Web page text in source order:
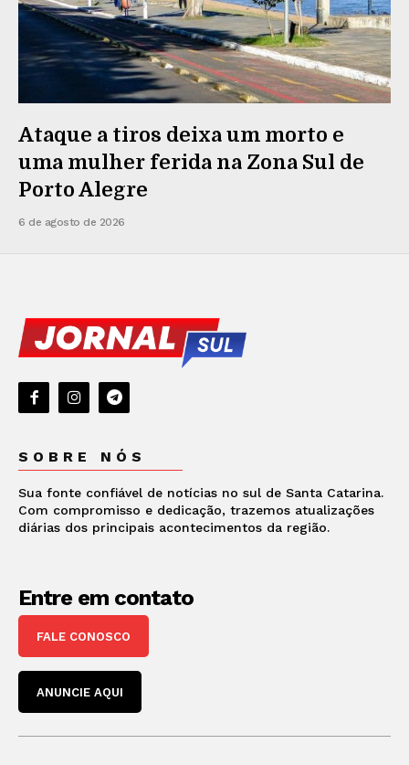
Ataque a tiros deixa um morto e
uma mulher ferida na Zona Sul de
Porto Alegre
6 de agosto de 2026
SOBRE NÓS
Sua fonte confiável de notícias no sul de Santa Catarina.
Com compromisso e dedicação, trazemos atualizações
diárias dos principais acontecimentos da região.
Entre em contato
FALE CONOSCO
ANUNCIE AQUI